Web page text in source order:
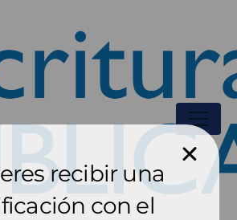
recibir una
con el